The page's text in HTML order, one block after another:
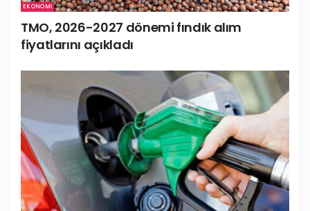
EKONOMI
TMO, 2026-2027 dönemi fındık alım
fiyatlarını açıkladı